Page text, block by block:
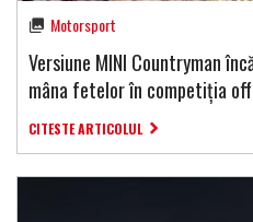
Motorsport
Versiune MINI Countryman
mâna fetelor în competiția
CITESTE ARTICOLUL